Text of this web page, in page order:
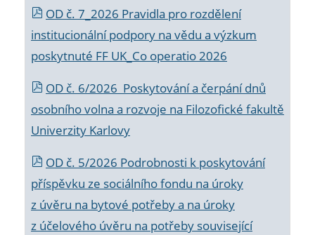
OD č. 7_2026 Pravidla pro rozdělení
institucionální podpory na vědu a výzkum
poskytnuté FF UK_Co operatio 2026
OD č. 6/2026 Poskytování a čerpání dnů
osobního volna a rozvoje na Filozofické fakultě
Univerzity Karlovy
OD č. 5/2026 Podrobnosti k poskytování
příspěvku ze sociálního fondu na úroky
z úvěru na bytové potřeby a na úroky
z účelového úvěru na potřeby související